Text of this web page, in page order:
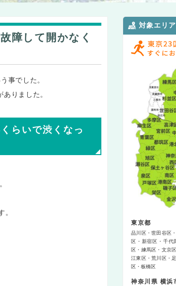
障して開かなく
事でした。
りました。
らいで渋くなっ
。
対象エリア
東京都
品川区 世田谷区
区
新宿区 千代
区
練馬区 文京区
江東区
荒川区
区
板橋区
神奈川県 横浜